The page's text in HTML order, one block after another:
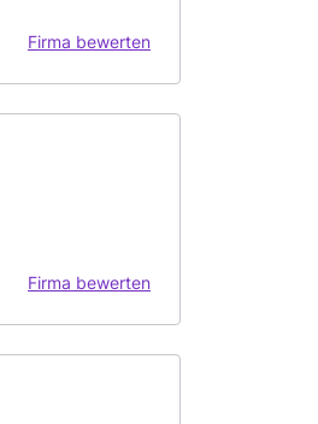
Firma bewerten
Firma bewerten